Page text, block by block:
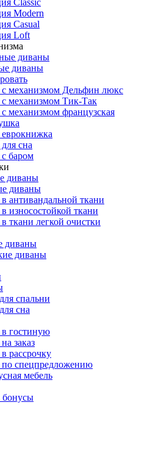
Classic
Modern
Casual
Loft
диваны
диваны
механизмом Дельфин люкс
механизмом Тик-Так
механизмом французская
сна
баром
диваны
диваны
антивандальной ткани
износостойкой ткани
ткани легкой очистки
диваны
диваны
спальни
сна
гостиную
заказ
рассрочку
спецпредложению
мебель
бонусы